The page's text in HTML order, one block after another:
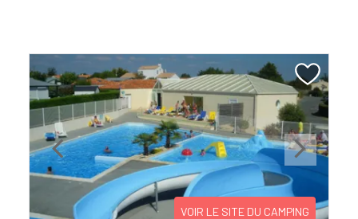
Previous Next
VOIR LE SITE DU CAMPING